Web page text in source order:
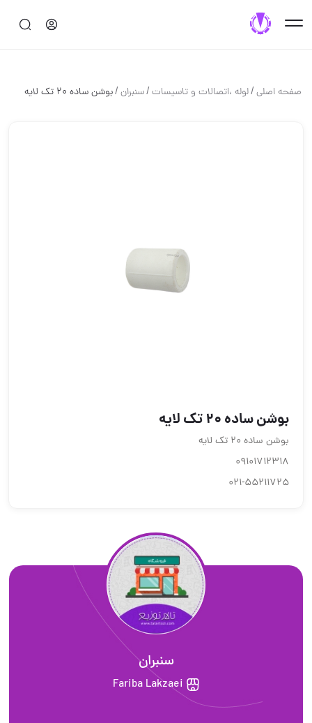
صفحه اصلی/لوله ،اتصالات و تاسیسات/سنبران/بوشن ساده 20 تک لایه
بوشن ساده 20 تک لایه
بوشن ساده 20 تک لایه
09101712318
021-55211725
سنبران
Fariba Lakzaei